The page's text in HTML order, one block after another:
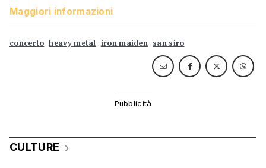
Maggiori informazioni
concerto heavy metal iron maiden san siro
CULTURE